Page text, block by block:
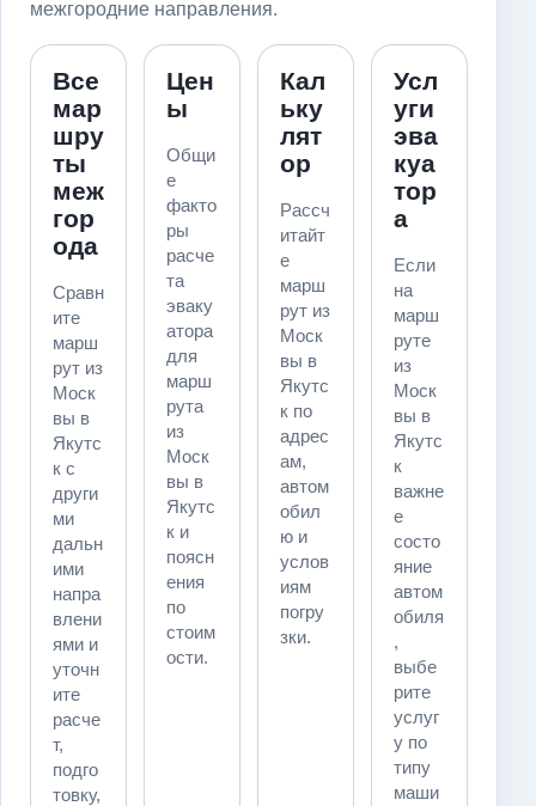
межгородние направления.
Все
мар
шру
ты
меж
гор
ода
Сравн
ите
марш
рут из
Моск
вы в
Якутс
к с
други
ми
дальн
ими
напра
влени
ями и
уточн
ите
расче
т,
подго
товку,
Цен
ы
Общи
е
факто
ры
расче
та
эваку
атора
для
марш
рута
из
Моск
вы в
Якутс
к и
поясн
ения
по
стоим
ости.
Кал
ьку
лят
ор
Рассч
итайт
е
марш
рут из
Моск
вы в
Якутс
к по
адрес
ам,
автом
обил
ю и
услов
иям
погру
зки.
Усл
уги
эва
куа
тор
а
Если
на
марш
руте
из
Моск
вы в
Якутс
к
важне
е
состо
яние
автом
обиля
,
выбе
рите
услуг
у по
типу
маши